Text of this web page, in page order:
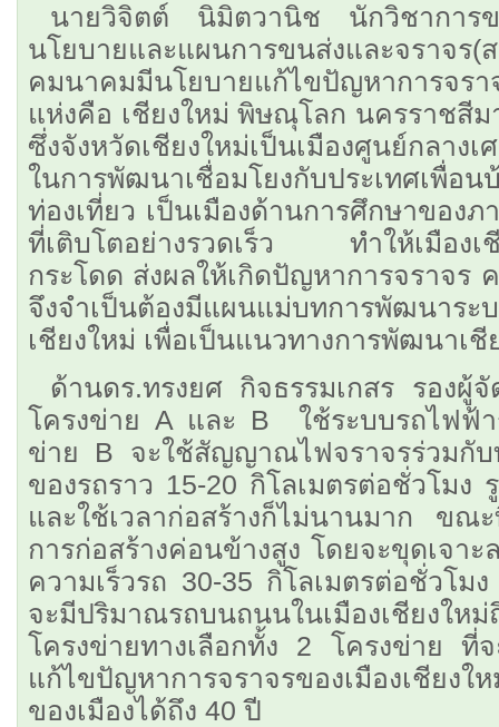
นายวิจิตต์ นิมิตวานิช นักวิชาการ
นโยบายและแผนการขนส่งและจราจ
คมนาคมมีนโยบายแก้ไขปัญหาการจ
แห่งคือ เชียงใหม่ พิษณุโลก นครราชสี
ซึ่งจังหวัดเชียงใหม่เป็นเมืองศูนย์กลาง
ในการพัฒนาเชื่อมโยงกับประเทศเพื่อ
ท่องเที่ยว เป็นเมืองด้านการศึกษาของ
ที่เติบโตอย่างรวดเร็ว ทำให้เมืองเชี
กระโดด ส่งผลให้เกิดปัญหาการจราจร
จึงจำเป็นต้องมีแผนแม่บทการพัฒนาระ
เชียงใหม่ เพื่อเป็นแนวทางการพัฒนาเชี
ด้านดร.ทรงยศ กิจธรรมเกสร รองผู้
โครงข่าย A และ B ใช้ระบบรถไฟฟ้า
ข่าย B จะใช้สัญญาณไฟจราจรร่วมกับ
ของรถราว 15-20 กิโลเมตรต่อชั่วโมง
และใช้เวลาก่อสร้างก็ไม่นานมาก ขณ
การก่อสร้างค่อนข้างสูง โดยจะขุดเจา
ความเร็วรถ 30-35 กิโลเมตรต่อชั่วโ
จะมีปริมาณรถบนถนนในเมืองเชียงใ
โครงข่ายทางเลือกทั้ง 2 โครงข่าย ที่
แก้ไขปัญหาการจราจรของเมืองเชียงใ
ของเมืองได้ถึง 40 ปี